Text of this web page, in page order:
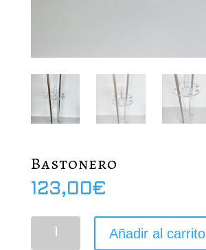
Bastonero
123,00€
Añadir al carrito